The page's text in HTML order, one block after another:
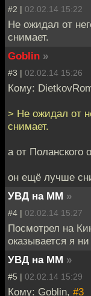
#2 | 02.02.14 15:22
Не ожидал от
снимает.
Goblin »
#3 | 02.02.14 15:26
Кому:
> Не ожидал от
снимает.
а от Поланского
он ещё лучше
УВД на ММ »
#4 | 02.02.14 15:27
Посмотрел на
оказывается я
УВД на ММ »
#5 | 02.02.14 15:29
Кому: Goblin, #3